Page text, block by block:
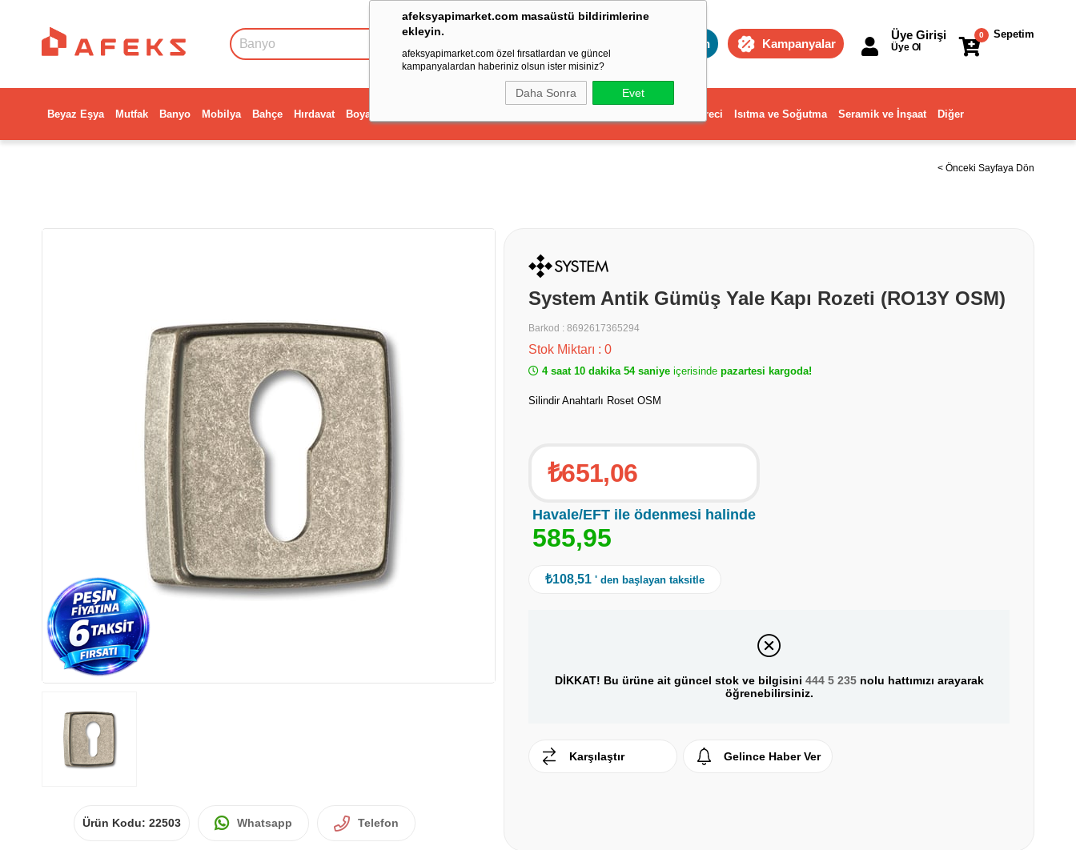
afeksyapimarket.com masaüstü bildirimlerine
ekleyin.
afeksyapimarket.com özel fırsatlardan ve güncel
kampanyalardan haberiniz olsun ister misiniz?
Daha Sonra Evet
Toptan Kampanyalar
Sepetim
0
Üye Girişi
Üye Ol
Beyaz Eşya Mutfak Banyo Mobilya Bahçe Hırdavat Boya Dekorasyon ve Ev Gereci Isıtma ve Soğutma Seramik ve İnşaat Diğer
< Önceki Sayfaya Dön
Ürün Kodu: 22503 Whatsapp Telefon
System Antik Gümüş Yale Kapı Rozeti (RO13Y OSM)
Barkod : 8692617365294
Stok Miktarı : 0
4 saat 10 dakika 53 saniye içerisinde pazartesi kargoda!
Silindir Anahtarlı Roset OSM
₺651,06
Havale/EFT ile ödenmesi halinde
585,95
₺108,51 ' den başlayan taksitle
DİKKAT! Bu ürüne ait güncel stok ve bilgisini 444 5 235nolu hattımızı arayarak
öğrenebilirsiniz.
Karşılaştır Gelince Haber Ver